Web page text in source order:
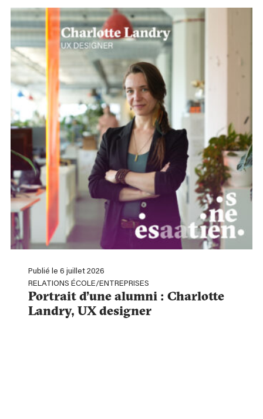
Publié le 6 juillet 2026
RELATIONS ÉCOLE/ENTREPRISES
Portrait d’une alumni : Charlotte
Landry, UX designer